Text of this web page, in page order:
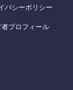
バシーポリシー
者プロフィール